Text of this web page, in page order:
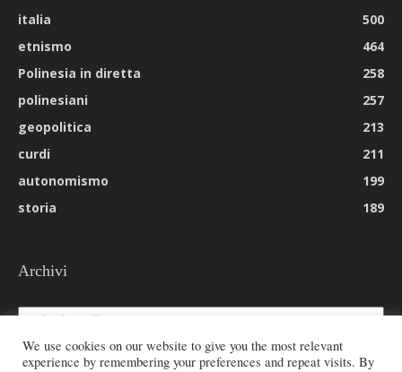
italia
500
etnismo
464
Polinesia in diretta
258
polinesiani
257
geopolitica
213
curdi
211
autonomismo
199
storia
189
Archivi
Archivi
We use cookies on our website to give you the most relevant
experience by remembering your preferences and repeat visits. By